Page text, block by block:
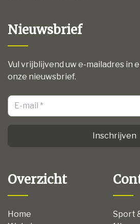
Nieuwsbrief
Vul vrijblijvend uw e-mailadres in
onze nieuwsbrief.
Inschrijven
Overzicht
Home
Sport